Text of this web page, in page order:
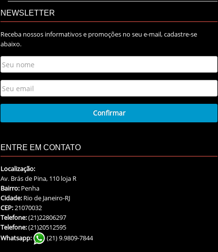
NEWSLETTER
Receba nossos informativos e promoções no seu e-mail, cadastre-se
abaixo.
ENTRE EM CONTATO
Localização:
Av. Brás de Pina, 110 loja R
Bairro: Penha
Cidade: Rio de Janeiro-RJ
CEP:21070032
Telefone:(21)22806297
Telefone:(21)20512595
Whatsapp:
(21) 9.9809-7844